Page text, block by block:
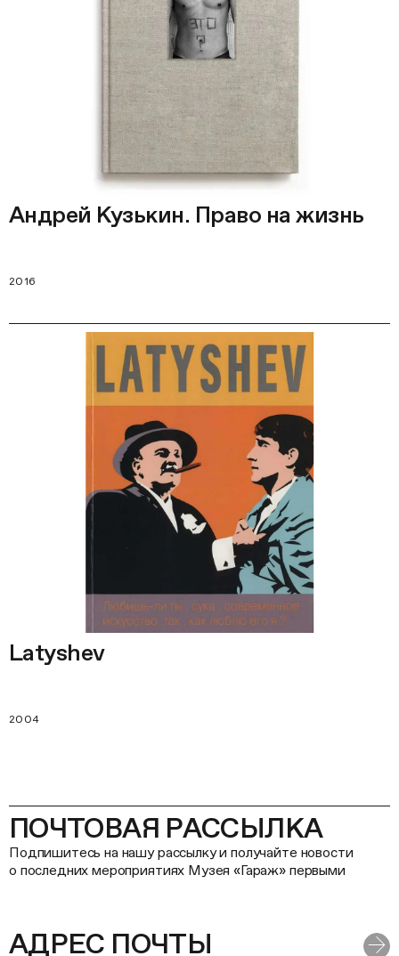
Андрей Кузькин. Право на жизнь
2016
Latyshev
2004
ПОЧТОВАЯ РАССЫЛКА
Подпишитесь на нашу рассылку и получайте новости
о последних мероприятиях Музея «Гараж» первыми